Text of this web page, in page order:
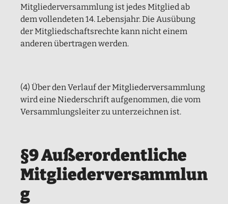
Mitgliederversammlung ist jedes Mitglied ab
dem vollendeten 14. Lebensjahr. Die Ausübung
der Mitgliedschaftsrechte kann nicht einem
anderen übertragen werden.
(4) Über den Verlauf der Mitgliederversammlung
wird eine Niederschrift aufgenommen, die vom
Versammlungsleiter zu unterzeichnen ist.
§9 Außerordentliche
Mitgliederversammlun
g